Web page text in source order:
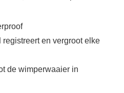
en vergroot elke
de wimperwaaier in